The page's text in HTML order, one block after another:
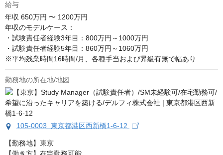
給与
年収 650万円 〜 1200万円
年収のモデルケース：
・試験責任者経験3年目：800万円～1000万円
・試験責任者経験5年目：860万円～1060万円
※平均残業時間16時間/月、各種手当および昇級有無で幅あり
勤務地の所在地/地図
105-0003 東京都港区西新橋1-6-12
【勤務地】東京